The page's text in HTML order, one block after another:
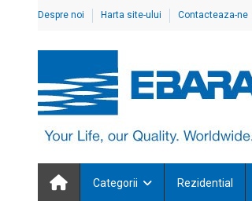
Despre noi Harta site-ului Contacteaza-ne
Categorii Rezidential